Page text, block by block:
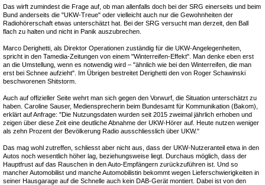
Das wirft zumindest die Frage auf, ob man allenfalls doch bei der SRG einerseits und beim
Bund anderseits die "UKW-Treue" oder vielleicht auch nur die Gewohnheiten der
Radiohörerschaft etwas unterschätzt hat. Bei der SRG versucht man derzeit, den Ball
flach zu halten und nicht in Panik auszubrechen.
Marco Derighetti, als Direktor Operationen zuständig für die UKW-Angelegenheiten,
spricht in den Tamedia-Zeitungen von einem "Winterreifen-Effekt". Man denke eben erst
an die Umstellung, wenn es notwendig wird – "ähnlich wie bei den Winterreifen, die man
erst bei Schnee aufzieht". Im Übrigen bestreitet Derighetti den von Roger Schawinski
beschworenen Shitstorm.
Auch auf offizieller Seite wehrt man sich gegen den Vorwurf, die Situation unterschätzt zu
haben. Caroline Sauser, Mediensprecherin beim Bundesamt für Kommunikation (Bakom),
erklärt auf Anfrage: "Die Nutzungsdaten wurden seit 2015 zweimal jährlich erhoben und
zeigen über diese Zeit eine deutliche Abnahme der UKW-Hörer auf. Heute nutzen weniger
als zehn Prozent der Bevölkerung Radio ausschliesslich über UKW."
Das mag wohl zutreffen, schliesst aber nicht aus, dass der UKW-Nutzeranteil etwa in den
Autos noch wesentlich höher lag, beziehungsweise liegt. Durchaus möglich, dass der
Hauptfrust auf das Rauschen in den Auto-Empfängern zurückzuführen ist. Und so
mancher Automobilist und manche Automobilistin bekommt wegen Lieferschwierigkeiten in
seiner Hausgarage auf die Schnelle auch kein DAB-Gerät montiert. Dabei ist von den